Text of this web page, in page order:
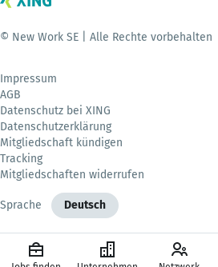
© New Work SE | Alle Rechte vorbehalten
Impressum
AGB
Datenschutz bei XING
Datenschutzerklärung
Mitgliedschaft kündigen
Tracking
Mitgliedschaften widerrufen
Sprache Deutsch